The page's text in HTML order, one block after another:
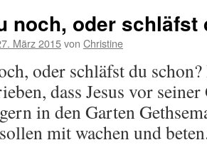
noch, oder schläfst
März 2015von Christine
oder schläfst du
dass Jesus vor
in den Garten
mit wachen und